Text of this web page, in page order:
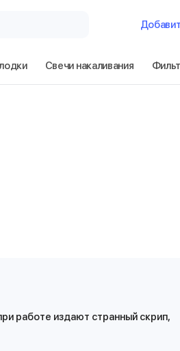
Свечи накаливания
работе издают странный скрип,